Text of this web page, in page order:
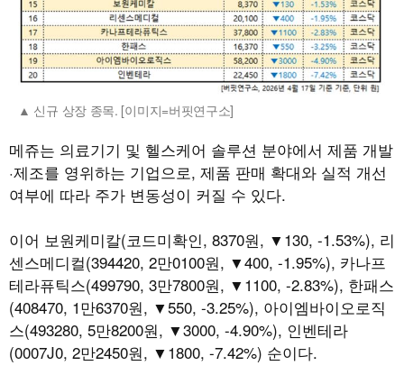
신규 상장 종목. [이미지=버핏연구소]
메쥬는 의료기기 및 헬스케어 솔루션 분야에서 제품 개발
·제조를 영위하는 기업으로, 제품 판매 확대와 실적 개선
여부에 따라 주가 변동성이 커질 수 있다.
이어 보원케미칼(코드미확인, 8370원, ▼130, -1.53%), 리
센스메디컬(394420, 2만0100원, ▼400, -1.95%), 카나프
테라퓨틱스(499790, 3만7800원, ▼1100, -2.83%), 한패스
(408470, 1만6370원, ▼550, -3.25%), 아이엠바이오로직
스(493280, 5만8200원, ▼3000, -4.90%), 인벤테라
(0007J0, 2만2450원, ▼1800, -7.42%) 순이다.